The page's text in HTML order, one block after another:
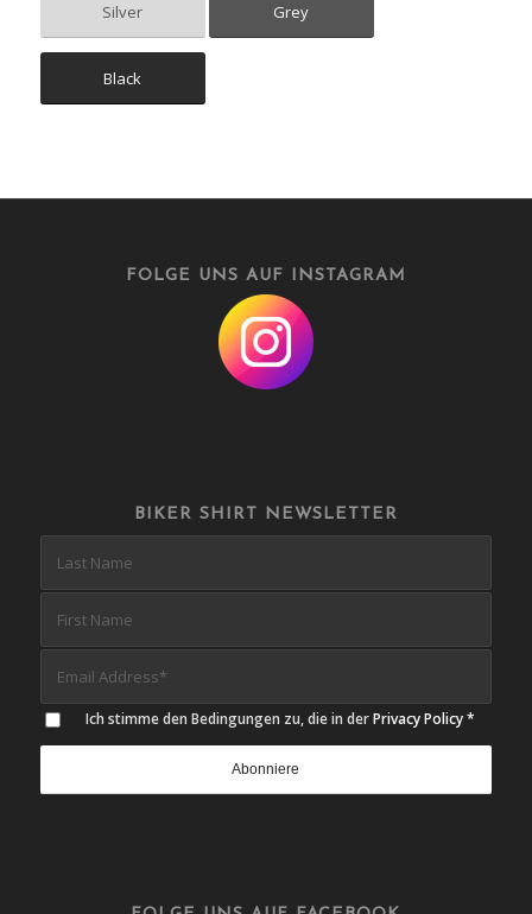
Silver Grey
Black
FOLGE UNS AUF INSTAGRAM
BIKER SHIRT NEWSLETTER
Ich stimme den Bedingungen zu, die in derPrivacy Policy *